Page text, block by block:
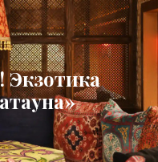
Экзотика